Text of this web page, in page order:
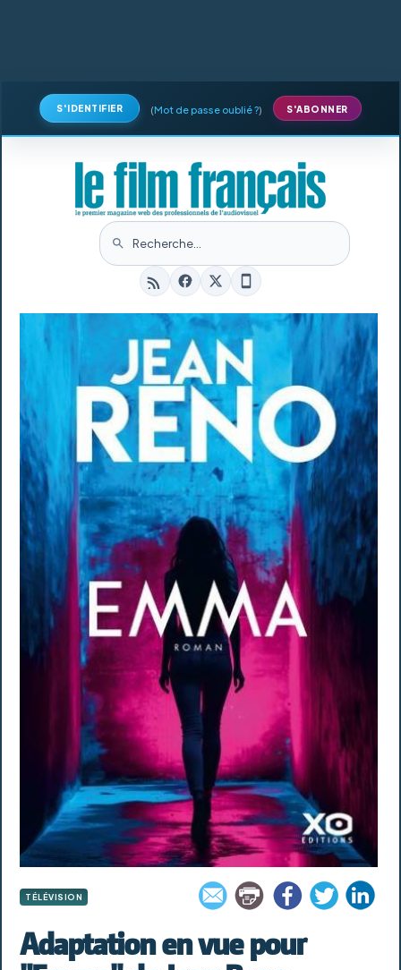
S'IDENTIFIER (Mot de passe oublié ?) S'ABONNER
TÉLÉVISION
Adaptation en vue pour